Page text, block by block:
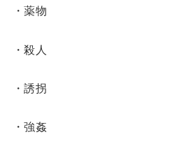
・薬物
・殺人
・誘拐
・強姦